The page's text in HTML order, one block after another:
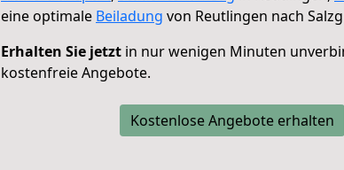
eine optimale Beiladung von Reutlingen nach
Erhalten Sie jetzt in nur wenigen Minuten
kostenfreie Angebote.
Kostenlose Angebote erhalten